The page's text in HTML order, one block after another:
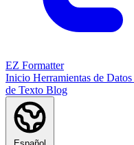
EZ Formatter
Inicio Herramientas de Datos
de Texto Blog